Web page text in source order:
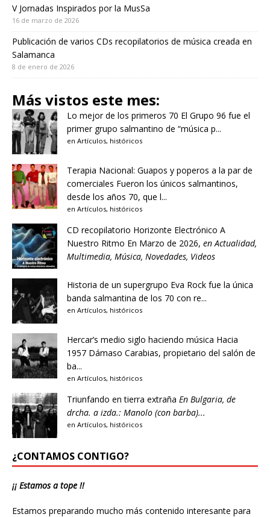
V Jornadas Inspirados por la MusSa
16 de marzo de 2026
Publicación de varios CDs recopilatorios de música creada en
Salamanca
8 de enero de 2026
Más vistos este mes:
Lo mejor de los primeros 70 El Grupo 96 fue el
primer grupo salmantino de “música p...
en Artículos, históricos
Terapia Nacional: Guapos y poperos a la par de
comerciales Fueron los únicos salmantinos,
desde los años 70, que l...
en Artículos, históricos
CD recopilatorio Horizonte Electrónico A
Nuestro Ritmo En Marzo de 2026, en Actualidad,
Multimedia, Música, Novedades, Videos
Historia de un supergrupo Eva Rock fue la única
banda salmantina de los 70 con re...
en Artículos, históricos
Hercar’s medio siglo haciendo música Hacia
1957 Dámaso Carabias, propietario del salón de
ba...
en Artículos, históricos
Triunfando en tierra extraña En Bulgaria, de
drcha. a izda.: Manolo (con barba)...
en Artículos, históricos
¿CONTAMOS CONTIGO?
¡¡ Estamos a tope !!
Estamos preparando mucho más contenido interesante para